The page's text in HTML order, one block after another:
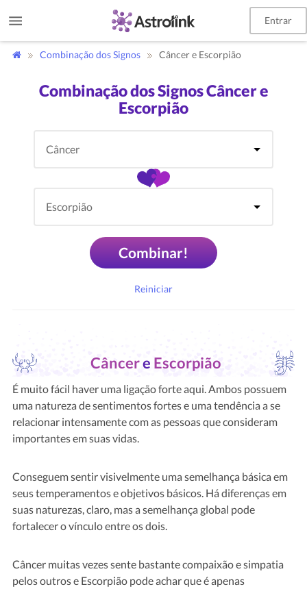
Entrar
Combinação dos Signos Câncer e Escorpião
Combinação dos Signos Câncer e
Escorpião
Combinar!
Reiniciar
Câncere Escorpião
É muito fácil haver uma ligação forte aqui. Ambos possuem
uma natureza de sentimentos fortes e uma tendência a se
relacionar intensamente com as pessoas que consideram
importantes em suas vidas.
Conseguem sentir visivelmente uma semelhança básica em
seus temperamentos e objetivos básicos. Há diferenças em
suas naturezas, claro, mas a semelhança global pode
fortalecer o vínculo entre os dois.
Câncer muitas vezes sente bastante compaixão e simpatia
pelos outros e Escorpião pode achar que é apenas